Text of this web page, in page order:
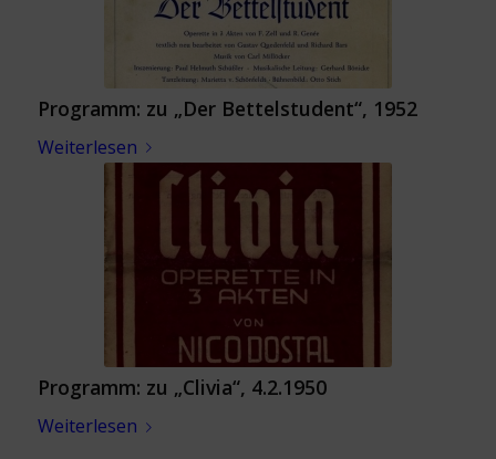
Programm: zu „Der Bettelstudent“, 1952
Weiterlesen
Programm: zu „Clivia“, 4.2.1950
Weiterlesen